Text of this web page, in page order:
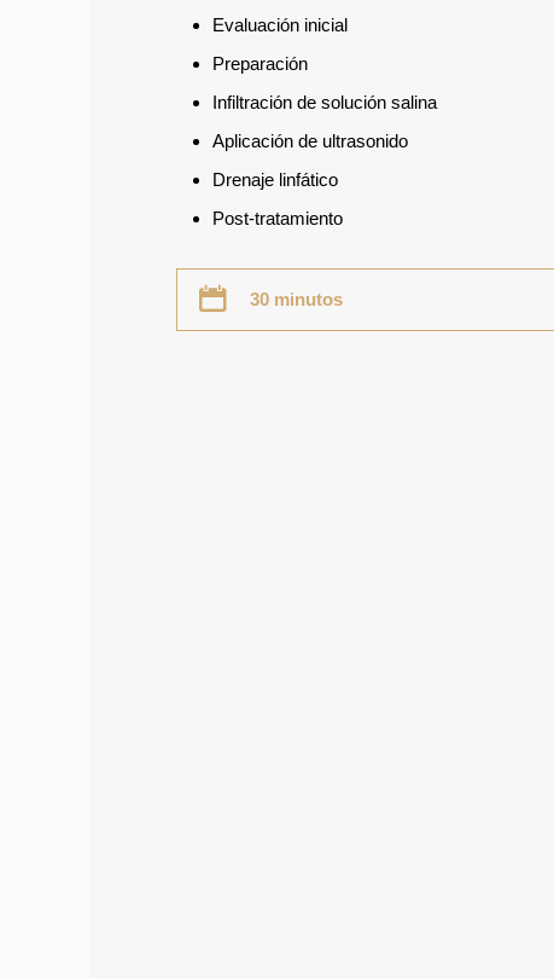
Evaluación inicial
Preparación
Infiltración de solución salina
Aplicación de ultrasonido
Drenaje linfático
Post-tratamiento
30 minutos